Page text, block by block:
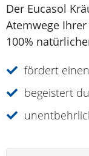
Der Eucasol
Atemwege
100%
fördert
begeistert